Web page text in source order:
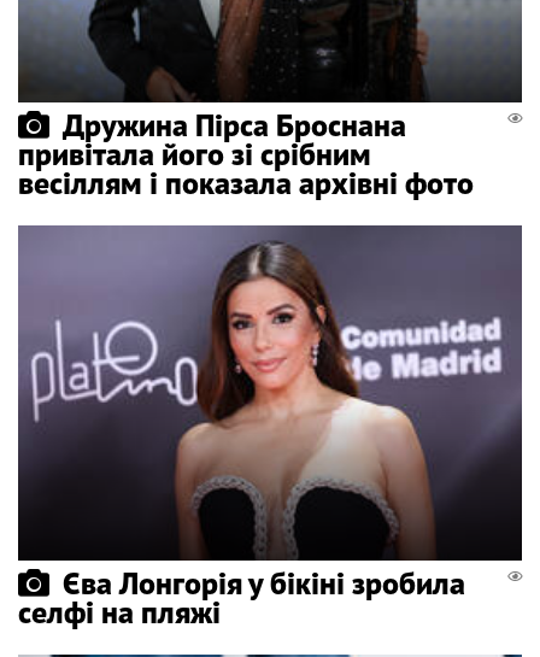
Дружина Пірса Броснана
привітала його зі срібним
весіллям і показала архівні фото
Єва Лонгорія у бікіні зробила
селфі на пляжі